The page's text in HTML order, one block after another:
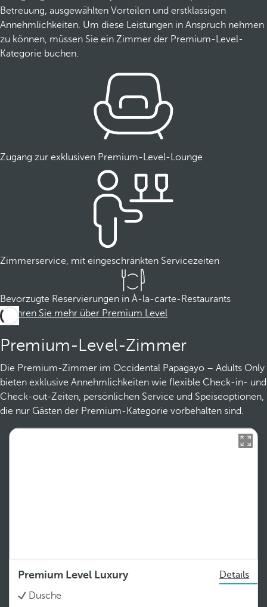
Betreuung, ausgewählten Vorteilen und erstklassigen
Annehmlichkeiten. Um diese Leistungen in Anspruch nehmen
zu können, müssen Sie ein Zimmer der Premium-Level-
Kategorie buchen.
Zugang zur exklusiven Premium-Level-Lounge
Zimmerservice, mit eingeschränkten Servicezeiten
Bevorzugte Reservierungen in À-la-carte-Restaurants
Erfahren Sie mehr über Premium Level
Premium-Level-Zimmer
Die Premium-Zimmer im Occidental Papagayo – Adults Only
bieten exklusive Annehmlichkeiten wie flexible Check-in- und
Check-out-Zeiten, persönlichen Service und Speiseoptionen,
die nur Gästen der Premium-Kategorie vorbehalten sind.
Premium Level Luxury
Details
Dusche